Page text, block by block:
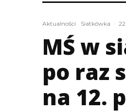
Aktualności Siatkówka ·
MŚ w
po raz
na 12.